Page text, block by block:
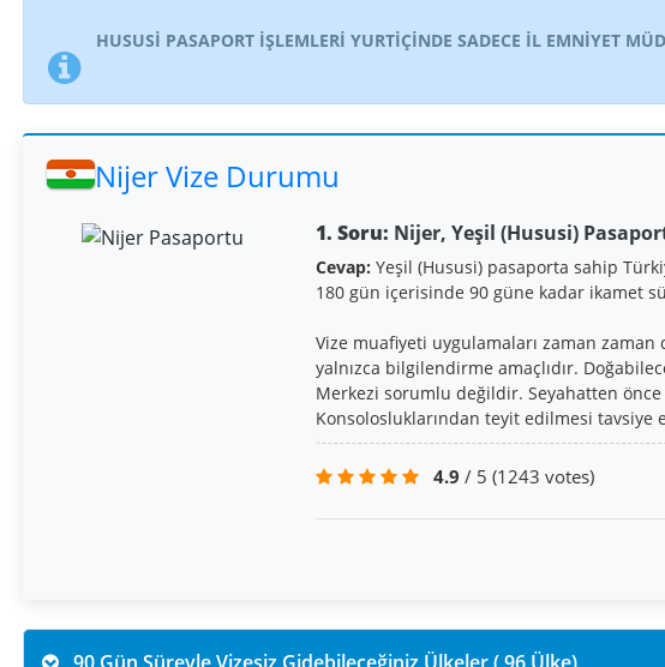
HUSUSİ PASAPORT İŞLEMLERİ YURTİÇİNDE SADECE İL EMNİYET
Nijer Vize Durumu
1. Soru: Nijer, Yeşil (Hususi)
Cevap: Yeşil (Hususi) pasaporta sahip
180 gün içerisinde 90 güne kadar ikamet
Vize muafiyeti uygulamaları zaman
yalnızca bilgilendirme amaçlıdır.
Merkezi sorumlu değildir. Seyahatten
Konsolosluklarından teyit edilmesi tavsiye
4.9 / 5 (1243 votes)
90 Gün Süreyle Vizesiz Gidebileceğiniz Ülkeler ( 96 Ülke)